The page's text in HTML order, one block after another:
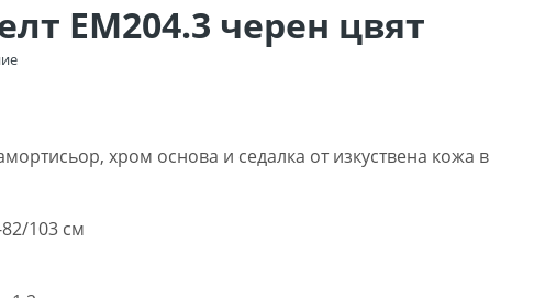
ΕΜ204.3 черен цвят
хром основа и седалка от изкуствена кожа в
103 см